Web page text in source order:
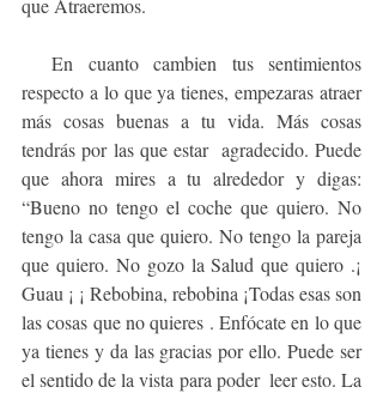
respecto a lo que ya tienes, empezaras atraer
más cosas buenas a tu vida. Más cosas
tendrás por las que estar  agradecido. Puede
que ahora mires a tu alrededor y digas:
“Bueno no tengo el coche que quiero. No
tengo la casa que quiero. No tengo la pareja
que quiero. No gozo la Salud que quiero .¡
Guau ¡ ¡ Rebobina, rebobina ¡Todas esas son
las cosas que no quieres . Enfócate en lo que
ya tienes y da las gracias por ello. Puede ser
el sentido de la vista para poder  leer esto. La